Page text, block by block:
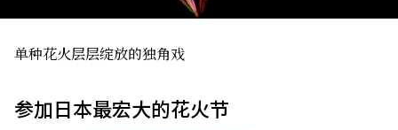
单种花火层层绽放的独角戏
参加日本最宏大的花火节